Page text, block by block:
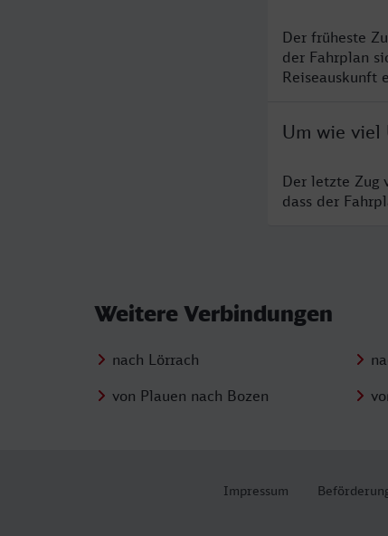
Der früheste
der Fahrplan
Reiseauskunft
Um wie
Der letzte Zug
dass der
Weitere Verbindungen
nach Lörrach
von Plauen nach Bozen
Impressum